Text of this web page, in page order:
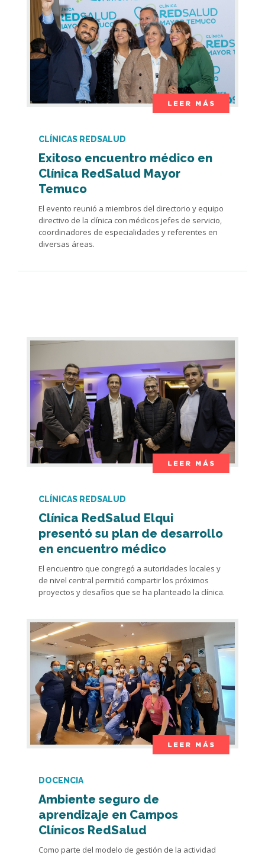
CLÍNICAS REDSALUD
Exitoso encuentro médico en
Clínica RedSalud Mayor
Temuco
El evento reunió a miembros del directorio y equipo
directivo de la clínica con médicos jefes de servicio,
coordinadores de especialidades y referentes en
diversas áreas.
CLÍNICAS REDSALUD
Clínica RedSalud Elqui
presentó su plan de desarrollo
en encuentro médico
El encuentro que congregó a autoridades locales y
de nivel central permitió compartir los próximos
proyectos y desafíos que se ha planteado la clínica.
DOCENCIA
Ambiente seguro de
aprendizaje en Campos
Clínicos RedSalud
Como parte del modelo de gestión de la actividad